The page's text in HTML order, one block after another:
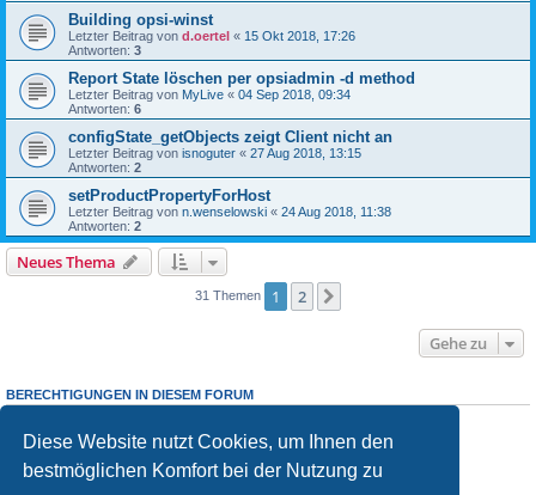
Diese Website nutzt Cookies, um Ihnen den
bestmöglichen Komfort bei der Nutzung zu
Building opsi-winst
Letzter Beitrag von d.oertel « 15 Okt 2018, 17:26
Antworten: 3
Report State löschen per opsiadmin -d method
Letzter Beitrag von MyLive « 04 Sep 2018, 09:34
Antworten: 6
configState_getObjects zeigt Client nicht an
Letzter Beitrag von isnoguter « 27 Aug 2018, 13:15
Antworten: 2
setProductPropertyForHost
Letzter Beitrag von n.wenselowski « 24 Aug 2018, 11:38
Antworten: 2
Neues Thema
31 Themen 1 2
Gehe zu
BERECHTIGUNGEN IN DIESEM FORUM
Sie dürfen
keine
Antworten zu Themen in diesem Forum erstellen.
Sie dürfen Ihre Beiträge in diesem Forumnicht ändern.
Sie dürfen Ihre Beiträge in diesem Forumnichtlöschen.
keine